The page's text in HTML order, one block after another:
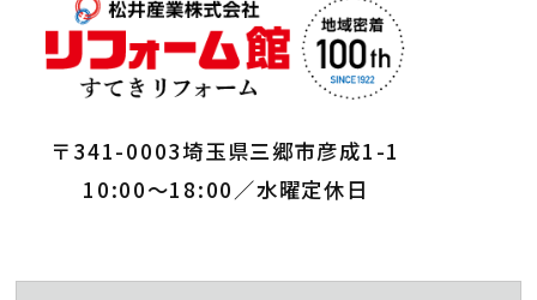
〒341-0003埼玉県三郷市彦成1-1
10:00～18:00／水曜定休日